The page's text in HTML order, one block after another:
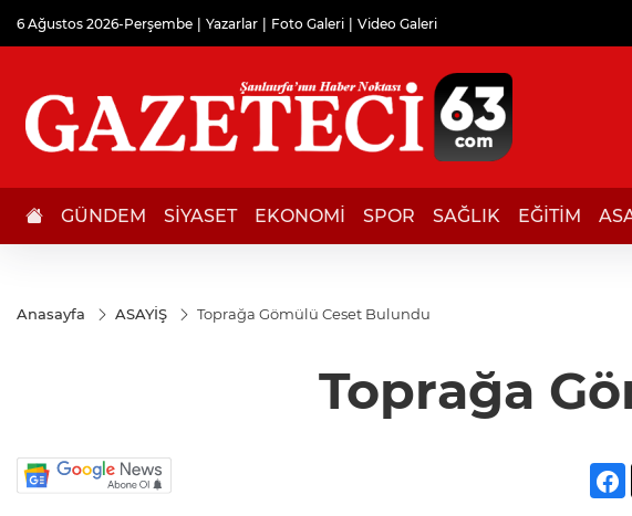
6 Ağustos 2026-Perşembe Yazarlar Foto Galeri Video Galeri
GÜNDEM SİYASET EKONOMİ SPOR SAĞLIK EĞİTİM
Anasayfa ASAYİŞ Toprağa Gömülü Ceset Bulundu
Toprağa